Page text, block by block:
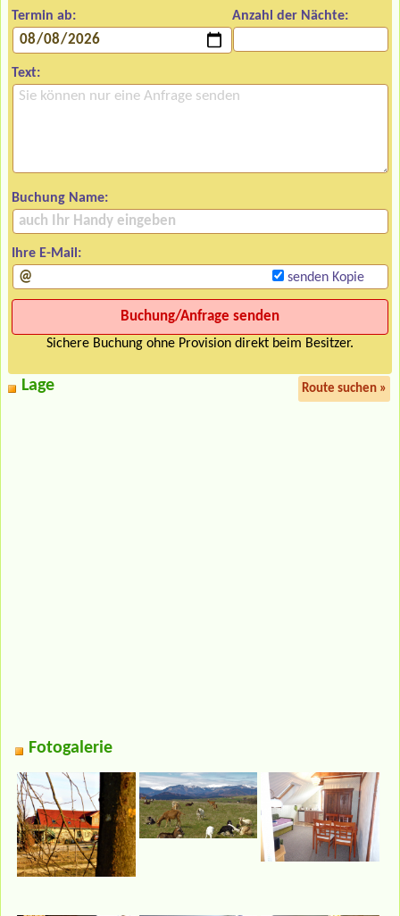
Termin ab: Anzahl der Nächte:
Text:
Buchung Name:
Ihre E-Mail:
senden Kopie
Sichere Buchung ohne Provision direkt beim Besitzer.
Lage Route suchen »
Fotogalerie